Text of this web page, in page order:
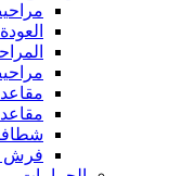
فرش